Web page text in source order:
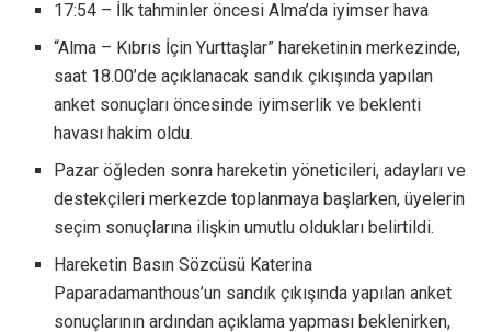
17:54 – İlk tahminler öncesi Alma’da iyimser hava
“Alma – Kıbrıs İçin Yurttaşlar” hareketinin merkezinde,
saat 18.00’de açıklanacak sandık çıkışında yapılan
anket sonuçları öncesinde iyimserlik ve beklenti
havası hakim oldu.
Pazar öğleden sonra hareketin yöneticileri, adayları ve
destekçileri merkezde toplanmaya başlarken, üyelerin
seçim sonuçlarına ilişkin umutlu oldukları belirtildi.
Hareketin Basın Sözcüsü Katerina
Paparadamanthous’un sandık çıkışında yapılan anket
sonuçlarının ardından açıklama yapması beklenirken,